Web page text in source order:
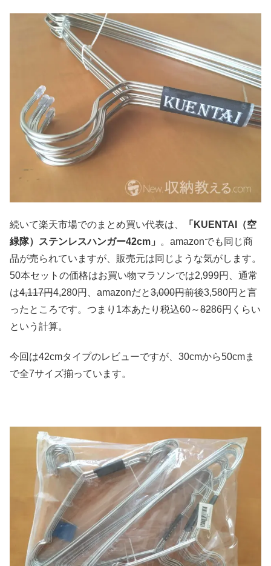
続いて楽天市場でのまとめ買い代表は、
「KUENTAI（空
緑隊）ステンレスハンガー42cm」
。amazonでも同じ商
品が売られていますが、販売元は同じような気がします。
50本セットの価格はお買い物マラソンでは2,999円、通常
は4,117円4,280円、amazonだと3,000円前後3,580円と言
ったところです。つまり1本あたり税込60～8286円くらい
という計算。
今回は42cmタイプのレビューですが、30cmから50cmま
で全7サイズ揃っています。